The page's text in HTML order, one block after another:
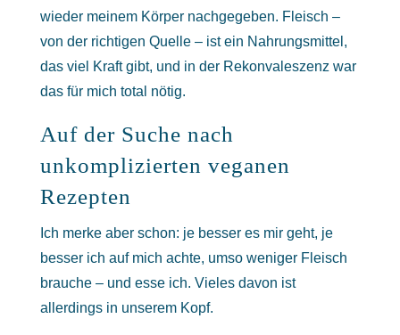
wieder meinem Körper nachgegeben. Fleisch –
von der richtigen Quelle – ist ein Nahrungsmittel,
das viel Kraft gibt, und in der Rekonvaleszenz war
das für mich total nötig.
Auf der Suche nach
unkomplizierten veganen
Rezepten
Ich merke aber schon: je besser es mir geht, je
besser ich auf mich achte, umso weniger Fleisch
brauche – und esse ich. Vieles davon ist
allerdings in unserem Kopf.